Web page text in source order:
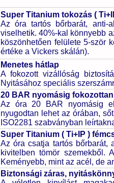
Super Titanium tokozás (
Az óra tartós bőrbarát, anti-
viselhetik. 40%-kal könnyebb
köszönhetően felülete 5-ször
értéke a Vickers skálán).
Menetes hátlap
A fokozott vizállóság
Nyitásához speciális
20 BAR nyomásig
Az óra 20 BAR nyomásig
nyugodtan lehet az órában,
ISO2281 szabványban
Super Titanium ( Ti+IP )
Az óra csatja tartós bőrbarát,
kivitelben tömör szemekből.
Keményebb, mint az acél, de
Biztonsági záras,